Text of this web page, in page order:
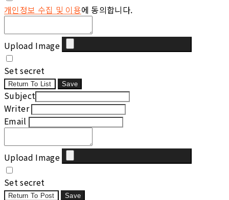
개인정보 수집 및 이용에 동의합니다.
Upload Image
Set secret
Return To List Save
Subject
Writer
Email
Upload Image
Set secret
Return To Post Save